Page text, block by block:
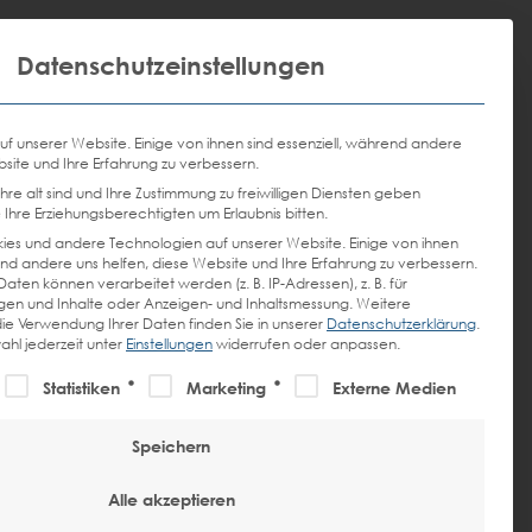
Email
senden
Anrufen
DE EN
Datenschutzeinstellungen
unserer Website. Einige von ihnen sind essenziell, während andere
und Ihre Erfahrung zu verbessern.
alt sind und Ihre Zustimmung zu freiwilligen Diensten geben
Erziehungsberechtigten um Erlaubnis bitten.
und andere Technologien auf unserer Website. Einige von ihnen
andere uns helfen, diese Website und Ihre Erfahrung zu verbessern.
können verarbeitet werden (z. B. IP-Adressen), z. B. für
und Inhalte oder Anzeigen- und Inhaltsmessung. Weitere
Verwendung Ihrer Daten finden Sie in unserer Datenschutzerklärung.
jederzeit unter Einstellungen widerrufen oder anpassen.
der Service-Gruppen, für die eine Einwilligung erteilt
Statistiken Marketing Externe Medien
Speichern
Alle akzeptieren